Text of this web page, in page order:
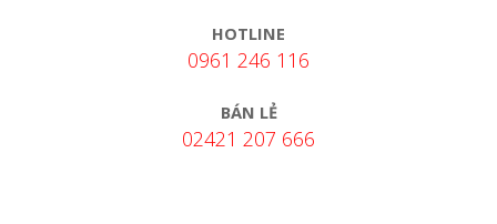
HOTLINE
0961 246 116
BÁN LẺ
02421 207 666